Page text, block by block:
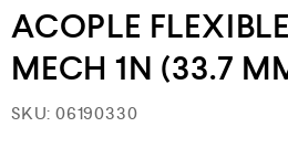
ACOPLE
MECH 1N (33.7
SKU: 06190330